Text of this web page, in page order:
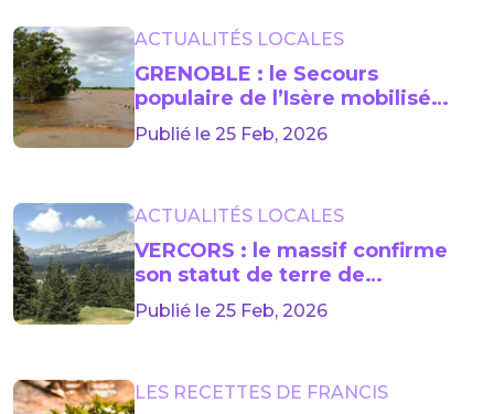
ACTUALITÉS LOCALES
GRENOBLE : le Secours
populaire de l’Isère mobilisé
pour venir en aide aux sinistrés
des intempéries
Publié le 25 Feb, 2026
ACTUALITÉS LOCALES
VERCORS : le massif confirme
son statut de terre de
champions après les Jeux
olympiques 2026
Publié le 25 Feb, 2026
LES RECETTES DE FRANCIS